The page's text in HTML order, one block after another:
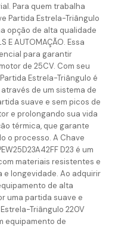
Para quem trabalha
Partida Estrela-Triângulo
opção de alta qualidade
E AUTOMAÇÃO. Essa
para garantir
de 25CV. Com seu
Estrela-Triângulo é
de um sistema de
suave e sem picos de
e prolongando sua vida
térmica, que garante
o processo. A Chave
D23 é um
materiais resistentes e
e longevidade. Ao adquirir
de alta
uma partida suave e
Triângulo 220V
equipamento de